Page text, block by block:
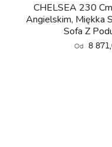
CHELSEA 230
Angielskim, Miękka
Sofa Z
Od Cena
8